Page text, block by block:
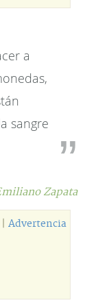
a
sangre
Zapata
Advertencia